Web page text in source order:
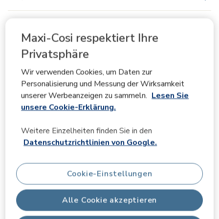
Maxi-Cosi respektiert Ihre
Privatsphäre
Wir verwenden Cookies, um Daten zur
Personalisierung und Messung der Wirksamkeit
unserer Werbeanzeigen zu sammeln. Lesen Sie
unsere Cookie-Erklärung.
Weitere Einzelheiten finden Sie in den
Datenschutzrichtlinien von Google.
Alle Cookie akzeptieren
Cookie-Einstellungen
Bewertungen
Schnappschuss Bewertung
Wählen Sie unten eine Reihe, um Bewertungen zu
filtern.
Gesamtbewertung
5.0
Bewertung